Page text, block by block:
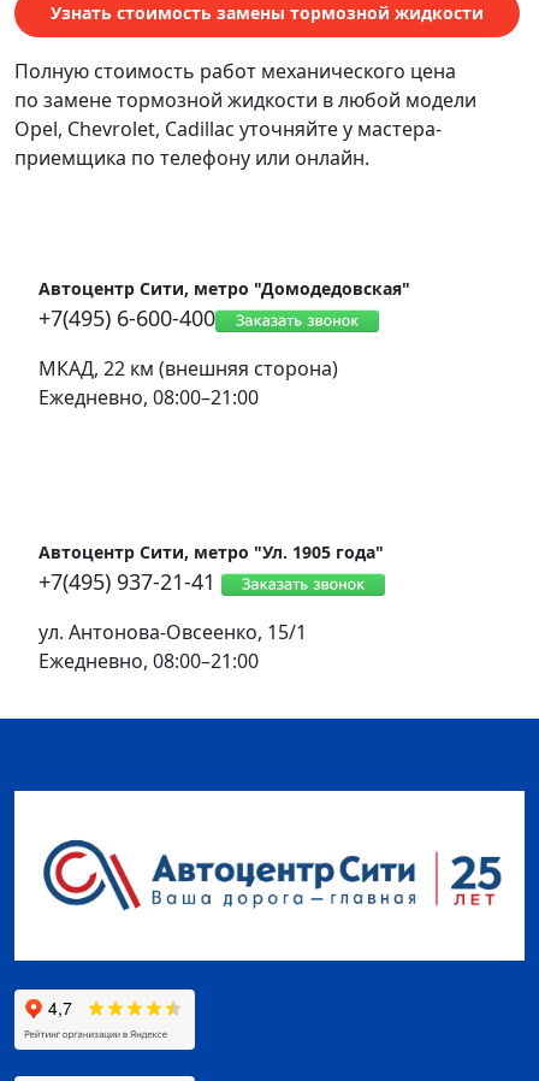
Узнать стоимость замены тормозной жидкости
Полную стоимость работ механического цена
по замене тормозной жидкости в любой модели
Opel, Chevrolet, Cadillac уточняйте у мастера-
приемщика по телефону или онлайн.
Автоцентр Сити, метро "Домодедовская"
+7(495) 6-600-400
МКАД, 22 км (внешняя сторона)
Ежедневно, 08:00–21:00
Автоцентр Сити, метро "Ул. 1905 года"
+7(495) 937-21-41
ул. Антонова-Овсеенко, 15/1
Ежедневно, 08:00–21:00